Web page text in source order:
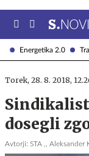
Energetika 2.0
Torek, 28. 8. 2018,
dosegli
Avtorji: STA ,, Aleksander